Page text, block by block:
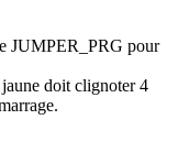
JUMPER_PRG pour
doit clignoter 4